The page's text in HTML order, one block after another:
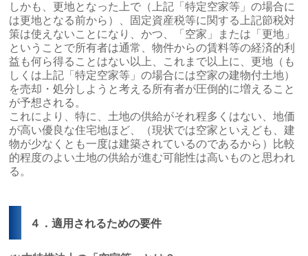
しかも、更地となった上で（上記「特定空家等」の場合に
は更地となる前から）、固定資産税等に関する上記節税対
策は使えないことになり、かつ、「空家」または「更地」
ということで所有者は通常、物件からの賃料等の経済的利
益も何ら得ることはない以上、これまで以上に、更地（も
しくは上記「特定空家等」の場合には空家の建物付土地）
を売却・処分しようと考える所有者が圧倒的に増えること
が予想される。
これにより、特に、土地の供給がそれ程多くはない、地価
が高い優良な住宅地ほど、（現状では空家といえども、建
物が少なくとも一度は建築されているのであるから）比較
的程度のよい土地の供給が進む可能性は高いものと思われ
る。
４．適用されるための要件